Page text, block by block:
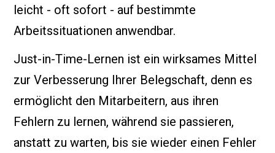
leicht - oft sofort - auf bestimmte
Arbeitssituationen anwendbar.
Just-in-Time-Lernen ist ein wirksames Mittel
zur Verbesserung Ihrer Belegschaft, denn es
ermöglicht den Mitarbeitern, aus ihren
Fehlern zu lernen, während sie passieren,
anstatt zu warten, bis sie wieder einen Fehler